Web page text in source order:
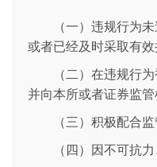
（一）违规行为
或者已经及时采取有
（二）在违规行
并向本所或者证券监
（三）积极配合监
（四）因不可抗